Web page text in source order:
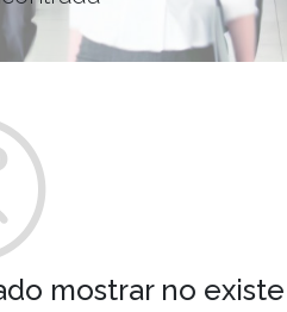
mostrar no existe